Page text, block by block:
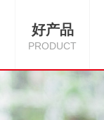
好产品
PRODUCT